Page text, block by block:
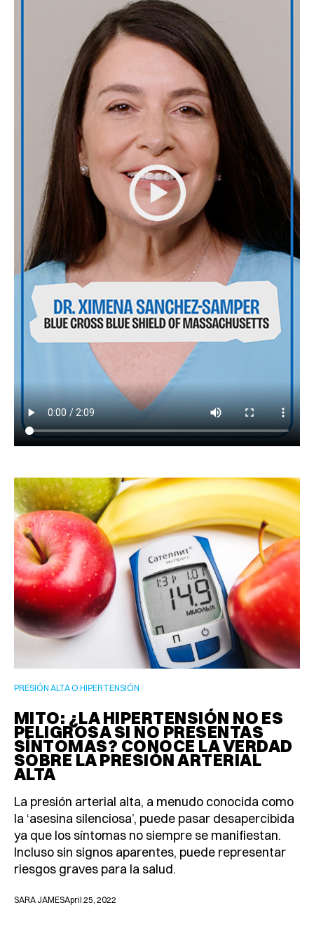
PRESIÓN ALTA O HIPERTENSIÓN
MITO: ¿LA HIPERTENSIÓN NO ES
PELIGROSA SI NO PRESENTAS
SÍNTOMAS? CONOCE LA VERDAD
SOBRE LA PRESIÓN ARTERIAL
ALTA
La presión arterial alta, a menudo conocida como
la ‘asesina silenciosa’, puede pasar desapercibida
ya que los síntomas no siempre se manifiestan.
Incluso sin signos aparentes, puede representar
riesgos graves para la salud.
SARA JAMESApril 25, 2022